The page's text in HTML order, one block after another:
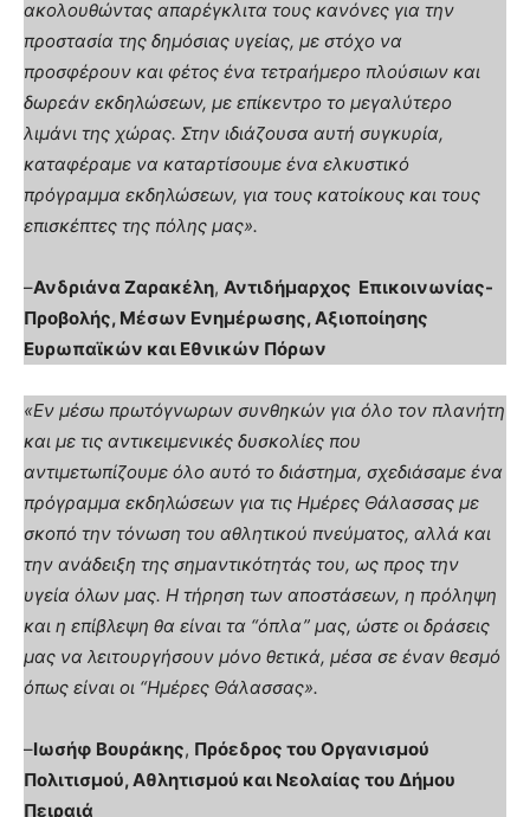
ακολουθώντας απαρέγκλιτα τους κανόνες για την
προστασία της δημόσιας υγείας, με στόχο να
προσφέρουν και φέτος ένα τετραήμερο πλούσιων και
δωρεάν εκδηλώσεων, με επίκεντρο το μεγαλύτερο
λιμάνι της χώρας. Στην ιδιάζουσα αυτή συγκυρία,
καταφέραμε να καταρτίσουμε ένα ελκυστικό
πρόγραμμα εκδηλώσεων, για τους κατοίκους και τους
επισκέπτες της πόλης μας».
–Ανδριάνα Ζαρακέλη, Αντιδήμαρχος Επικοινωνίας-
Προβολής, Μέσων Ενημέρωσης, Αξιοποίησης
Ευρωπαϊκών και Εθνικών Πόρων
«Εν μέσω πρωτόγνωρων συνθηκών για όλο τον πλανήτη
και με τις αντικειμενικές δυσκολίες που
αντιμετωπίζουμε όλο αυτό το διάστημα, σχεδιάσαμε ένα
πρόγραμμα εκδηλώσεων για τις Ημέρες Θάλασσας με
σκοπό την τόνωση του αθλητικού πνεύματος, αλλά και
την ανάδειξη της σημαντικότητάς του, ως προς την
υγεία όλων μας. Η τήρηση των αποστάσεων, η πρόληψη
και η επίβλεψη θα είναι τα “όπλα” μας, ώστε οι δράσεις
μας να λειτουργήσουν μόνο θετικά, μέσα σε έναν θεσμό
όπως είναι οι “Ημέρες Θάλασσας».
–Ιωσήφ Βουράκης, Πρόεδρος του Οργανισμού
Πολιτισμού, Αθλητισμού και Νεολαίας του Δήμου
Πειραιά